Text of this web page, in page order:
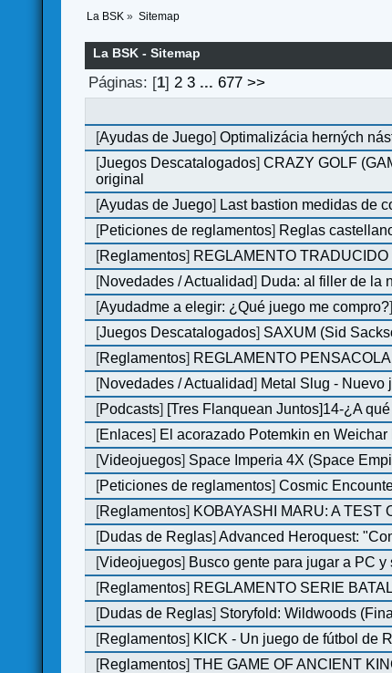
La BSK » Sitemap
La BSK - Sitemap
Páginas: [1] 2 3 ... 677 >>
[Ayudas de Juego]Optimalizácia herných
[Juegos Descatalogados]CRAZY GOLF
original
[Ayudas de Juego] Last bastion medidas de
[Peticiones de reglamentos] Reglas
[Reglamentos] REGLAMENTO
[Novedades / Actualidad] Duda: al filler de la
[Ayudadme a elegir: ¿Qué juego me compro?
[Juegos Descatalogados] SAXUM (Sid
[Reglamentos] REGLAMENTO
[Novedades / Actualidad] Metal Slug - Nuevo
[Podcasts] [Tres Flanquean Juntos]14-¿A
[Enlaces] El acorazado Potemkin en
[Videojuegos] Space Imperia 4X (Space
[Peticiones de reglamentos]Cosmic
[Reglamentos] KOBAYASHI MARU: A TEST
[Dudas de Reglas]Advanced Heroquest:
[Videojuegos] Busco gente para jugar a PC y
[Reglamentos] REGLAMENTO SERIE
[Dudas de Reglas] Storyfold: Wildwoods
[Reglamentos] KICK - Un juego de fútbol de
[Reglamentos]THE GAME OF ANCIENT